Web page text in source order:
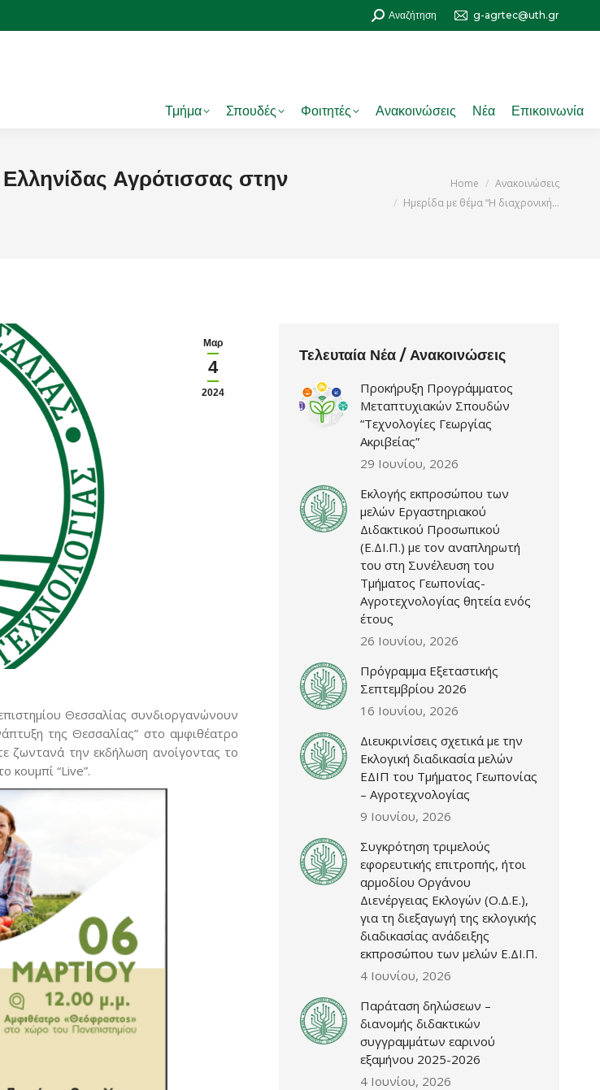
Search:
Αναζήτηση g-agrtec@uth.gr
Τμήμα Σπουδές Φοιτητές Ανακοινώσεις Νέα Επικοινωνία
Αγρότισσας στην
Home
Ανακοινώσεις
Ημερίδα με θέμα “Η διαχρονική…
Μαρ
4
2024
Θεσσαλίας συνδιοργανώνουν
της Θεσσαλίας” στο αμφιθέατρο
ζωντανά την εκδήλωση ανοίγοντας το
κουμπί “Live”.
Τελευταία Νέα / Ανακοινώσεις
Προκήρυξη Προγράμματος
Μεταπτυχιακών Σπουδών
“Τεχνολογίες Γεωργίας
Ακριβείας”
29 Ιουνίου, 2026
Εκλογής εκπροσώπου των
μελών Εργαστηριακού
Διδακτικού Προσωπικού
(Ε.ΔΙ.Π.) με τον αναπληρωτή
του στη Συνέλευση του
Τμήματος Γεωπονίας-
Αγροτεχνολογίας θητεία ενός
έτους
26 Ιουνίου, 2026
Πρόγραμμα Εξεταστικής
Σεπτεμβρίου 2026
16 Ιουνίου, 2026
Διευκρινίσεις σχετικά με την
Εκλογική διαδικασία μελών
ΕΔΙΠ του Τμήματος Γεωπονίας
– Αγροτεχνολογίας
9 Ιουνίου, 2026
Συγκρότηση τριμελούς
εφορευτικής επιτροπής, ήτοι
αρμοδίου Οργάνου
Διενέργειας Εκλογών (Ο.Δ.Ε.),
για τη διεξαγωγή της εκλογικής
διαδικασίας ανάδειξης
εκπροσώπου των μελών Ε.ΔΙ.Π.
4 Ιουνίου, 2026
Παράταση δηλώσεων –
διανομής διδακτικών
συγγραμμάτων εαρινού
εξαμήνου 2025-2026
4 Ιουνίου, 2026